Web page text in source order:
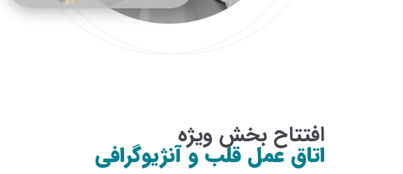
افتتاح بخش ویژه
اتاق عمل قلب و آنژیوگرافی